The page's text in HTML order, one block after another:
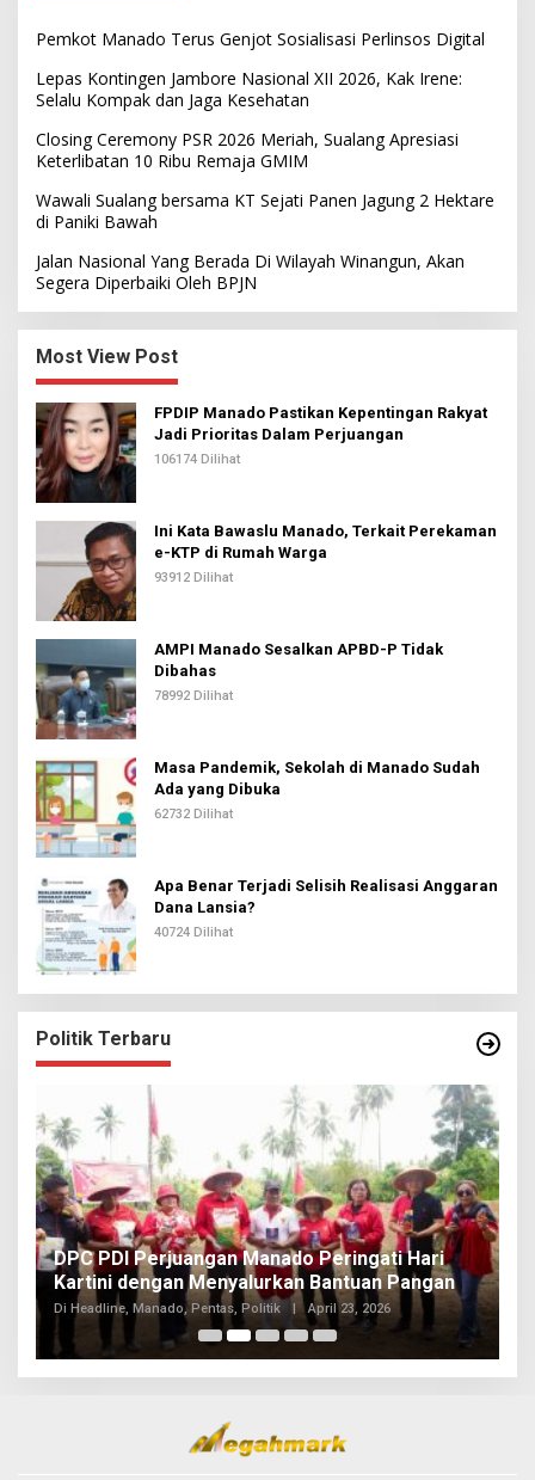
Pemkot Manado Terus Genjot Sosialisasi Perlinsos Digital
Lepas Kontingen Jambore Nasional XII 2026, Kak Irene:
Selalu Kompak dan Jaga Kesehatan
Closing Ceremony PSR 2026 Meriah, Sualang Apresiasi
Keterlibatan 10 Ribu Remaja GMIM
Wawali Sualang bersama KT Sejati Panen Jagung 2 Hektare
di Paniki Bawah
Jalan Nasional Yang Berada Di Wilayah Winangun, Akan
Segera Diperbaiki Oleh BPJN
Most View Post
FPDIP Manado Pastikan Kepentingan Rakyat
Jadi Prioritas Dalam Perjuangan
106174 Dilihat
Ini Kata Bawaslu Manado, Terkait Perekaman
e-KTP di Rumah Warga
93912 Dilihat
AMPI Manado Sesalkan APBD-P Tidak
Dibahas
78992 Dilihat
Masa Pandemik, Sekolah di Manado Sudah
Ada yang Dibuka
62732 Dilihat
Apa Benar Terjadi Selisih Realisasi Anggaran
Dana Lansia?
40724 Dilihat
Politik Terbaru
DPC PDI Perjuangan Manado Peringati Hari
Kartini dengan Menyalurkan Bantuan Pangan
Di Headline, Manado, Pentas, Politik April 23, 2026